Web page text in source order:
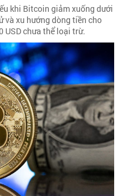
khi Bitcoin giảm xuống dưới
và xu hướng dòng tiền cho
USD chưa thể loại trừ.